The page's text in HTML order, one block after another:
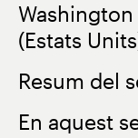
(Estats
Resum del
En aquest